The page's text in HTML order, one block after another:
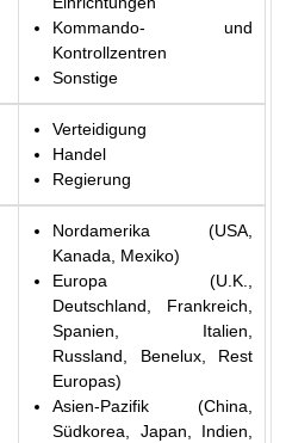
Kommando- und
Kontrollzentren
Sonstige
Verteidigung
Handel
Regierung
Nordamerika (USA,
Kanada, Mexiko)
Europa (U.K.,
Deutschland, Frankreich,
Spanien, Italien,
Russland, Benelux, Rest
Europas)
Asien-Pazifik (China,
Südkorea, Japan, Indien,